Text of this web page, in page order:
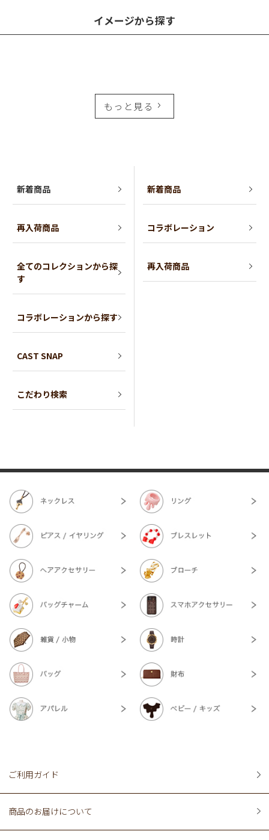
イメージから探す
もっと見る
新着商品
再入荷商品
全てのコレクションから探
す
コラボレーションから探す
CAST SNAP
こだわり検索
新着商品
コラボレーション
再入荷商品
ご利用ガイド
商品のお届けについて